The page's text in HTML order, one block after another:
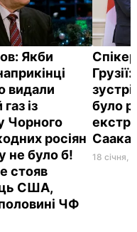
Якби
видали
із
Чорного
росіян
не було б!
стояв
США,
ЧФ
було
18 січня,